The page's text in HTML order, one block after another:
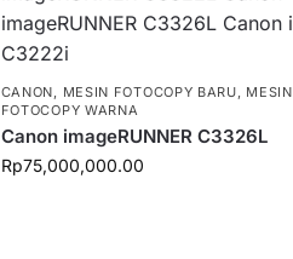
CANON, MESIN FOTOCOPY BARU, MESIN
FOTOCOPY WARNA
Canon imageRUNNER C3326L
Rp75,000,000.00